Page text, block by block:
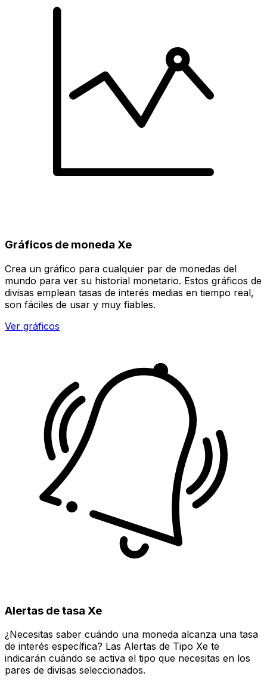
Gráficos de moneda Xe
Crea un gráfico para cualquier par de monedas del
mundo para ver su historial monetario. Estos gráficos de
divisas emplean tasas de interés medias en tiempo real,
son fáciles de usar y muy fiables.
Ver gráficos
Alertas de tasa Xe
¿Necesitas saber cuándo una moneda alcanza una tasa
de interés específica? Las Alertas de Tipo Xe te
indicarán cuándo se activa el tipo que necesitas en los
pares de divisas seleccionados.